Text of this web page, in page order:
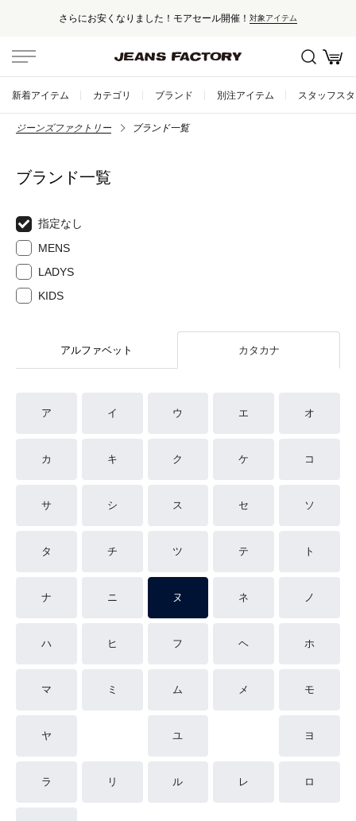
した！モアセール開催！対象アイテム
新着アイテム カテゴリ ブランド 別注アイテム スタッフス
ジーンズファクトリー ブランド一覧
ブランド一覧
指定なし
MENS
LADYS
KIDS
アルファベット カタカナ
ア イ ウ エ オ
カ キ ク ケ コ
サ シ ス セ ソ
タ チ ツ テ ト
ナ ニ ヌ ネ ノ
ハ ヒ フ ヘ ホ
マ ミ ム メ モ
ヤ ユ ヨ
ラ リ ル レ ロ